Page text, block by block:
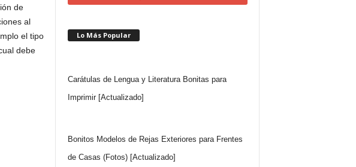
de
al
el tipo
debe
Lo Más Popular
Carátulas de Lengua y Literatura Bonitas para
Imprimir [Actualizado]
Bonitos Modelos de Rejas Exteriores para Frentes
de Casas (Fotos) [Actualizado]